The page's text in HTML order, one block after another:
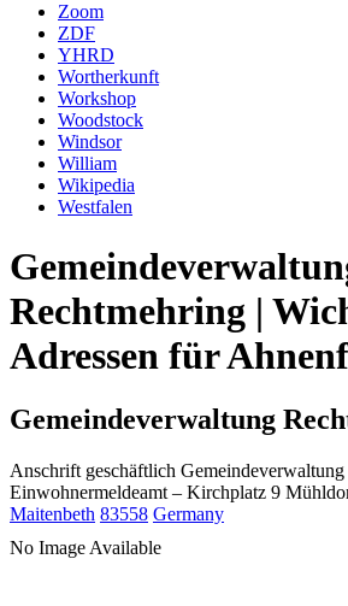
Zoom
ZDF
YHRD
Wortherkunft
Workshop
Woodstock
Windsor
William
Wikipedia
Westfalen
Rechtmehring |
Adressen für
Gemeindeverwaltung
Anschrift geschäftlich
Einwohnermeldeamt – Kirchplatz 9
Maitenbeth 83558 Germany
No Image Available